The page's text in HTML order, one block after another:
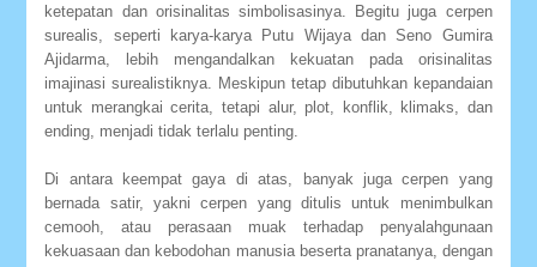
ketepatan dan orisinalitas simbolisasinya. Begitu juga cerpen
surealis, seperti karya-karya Putu Wijaya dan Seno Gumira
Ajidarma, lebih mengandalkan kekuatan pada orisinalitas
imajinasi surealistiknya. Meskipun tetap dibutuhkan kepandaian
untuk merangkai cerita, tetapi alur, plot, konflik, klimaks, dan
ending, menjadi tidak terlalu penting.
Di antara keempat gaya di atas, banyak juga cerpen yang
bernada satir, yakni cerpen yang ditulis untuk menimbulkan
cemooh, atau perasaan muak terhadap penyalahgunaan
kekuasaan dan kebodohan manusia beserta pranatanya, dengan